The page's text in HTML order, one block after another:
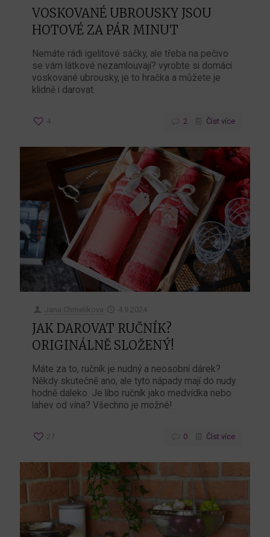
VOSKOVANÉ UBROUSKY JSOU
HOTOVÉ ZA PÁR MINUT
Nemáte rádi igelitové sáčky, ale třeba na pečivo
se vám látkové nezamlouvají? vyrobte si domácí
voskované ubrousky, je to hračka a můžete je
klidně i darovat.
4 2 Číst více
Jana Chmelikova 4.9.2024
JAK DAROVAT RUČNÍK?
ORIGINÁLNĚ SLOŽENÝ!
Máte za to, ručník je nudný a neosobní dárek?
Někdy skutečně ano, ale tyto nápady mají do nudy
hodně daleko. Je libo ručník jako medvídka nebo
lahev od vína? Všechno je možné!
27 0 Číst více